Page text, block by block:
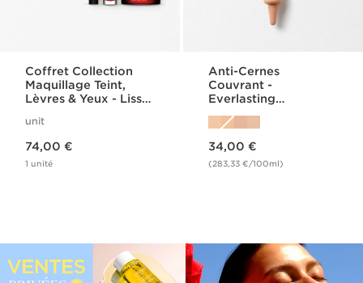
Coffret Collection
Maquillage Teint,
Lèvres & Yeux - Lisse
Comblante
unit
74,00 €
1 unité
Anti-Cernes
Couvrant -
Everlasting
34,00 €
(283,33 €/100ml)